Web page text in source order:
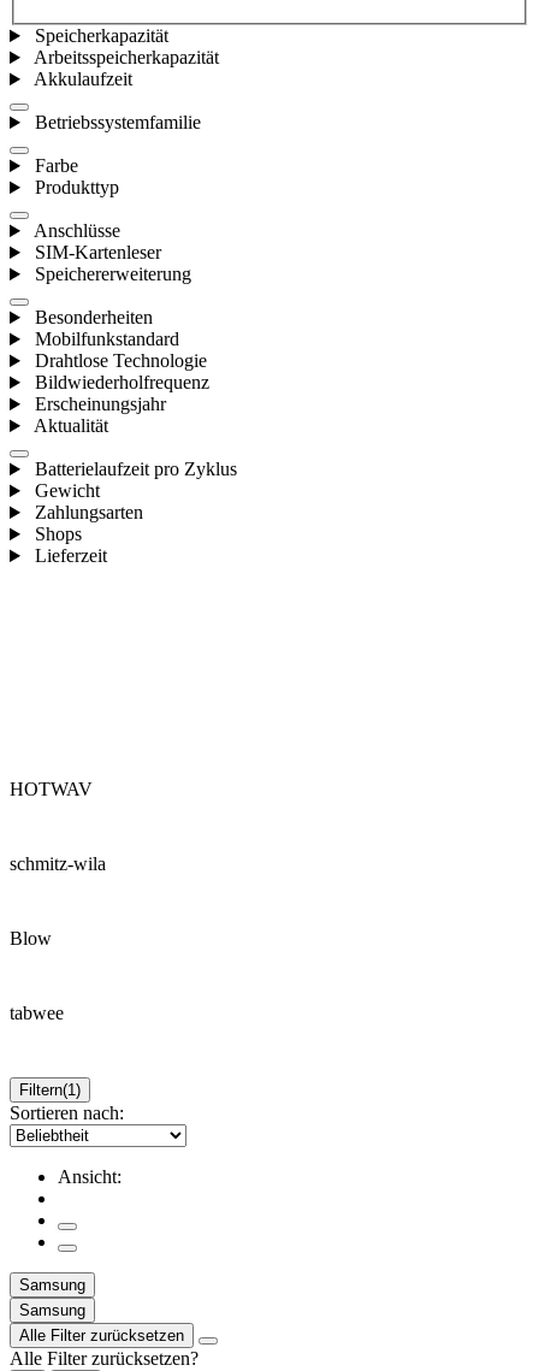
Speicherkapazität
Arbeitsspeicherkapazität
Akkulaufzeit
Betriebssystemfamilie
Farbe
Produkttyp
Anschlüsse
SIM-Kartenleser
Speichererweiterung
Besonderheiten
Mobilfunkstandard
Drahtlose Technologie
Bildwiederholfrequenz
Erscheinungsjahr
Aktualität
Batterielaufzeit pro Zyklus
Gewicht
Zahlungsarten
Shops
Lieferzeit
HOTWAV
schmitz-wila
Blow
tabwee
Filtern(1)
Sortieren nach:
Ansicht:
Samsung
Samsung
Alle Filter zurücksetzen
Alle Filter zurücksetzen?